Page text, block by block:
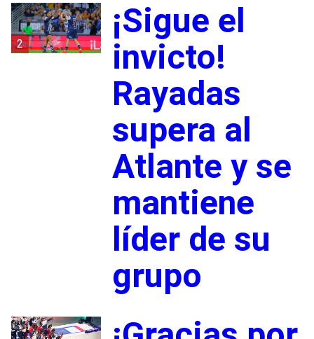
2
¡Sigue el
invicto!
Rayadas
supera al
Atlante y se
mantiene
líder de su
grupo